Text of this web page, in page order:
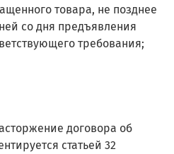
товара, не позднее
со дня предъявления
требования;
договора об
статьей 32